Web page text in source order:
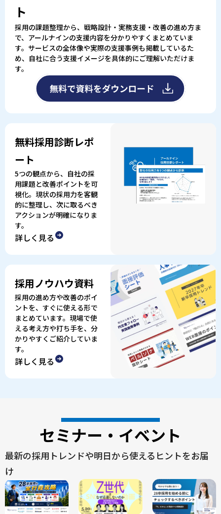
ト
採用の課題整理から、戦略設計・実務支援・改善の進め方ま
で、アールナインの支援内容を分かりやすくまとめていま
す。サービスの全体像や実際の支援事例も掲載しているた
め、自社に合う支援イメージを具体的にご理解いただけま
す。
無料採用診断レポ
ート
5つの観点から、自社の採
用課題と改善ポイントを可
視化。現状の採用力を客観
的に整理し、次に取るべき
アクションが明確になりま
す。
詳しく見る
採用ノウハウ資料
採用の進め方や改善のポイ
ントを、すぐに使える形で
まとめています。現場で使
える考え方や打ち手を、分
かりやすくご紹介していま
す。
詳しく見る
セミナー・イベント
最新の採用トレンドや明日から使えるヒントをお届
け